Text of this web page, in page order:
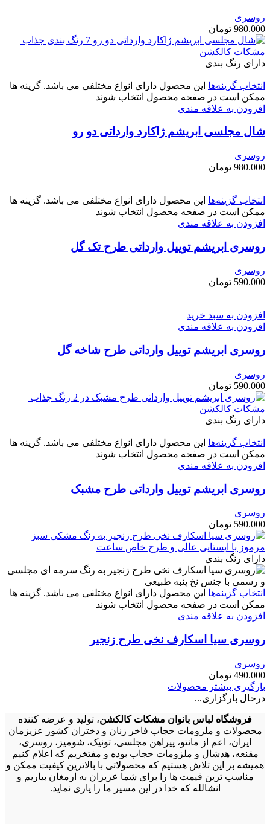
روسری
980.000 تومان
دارای رنگ بندی
انتخاب گزینه‌ها این محصول دارای انواع مختلفی می باشد. گزینه ها
ممکن است در صفحه محصول انتخاب شوند
افزودن به علاقه مندی
شال مجلسی ابریشم ژاکارد وارداتی دو رو
روسری
980.000 تومان
انتخاب گزینه‌ها این محصول دارای انواع مختلفی می باشد. گزینه ها
ممکن است در صفحه محصول انتخاب شوند
افزودن به علاقه مندی
روسری ابریشم‌ توییل وارداتی طرح تک گل
روسری
590.000 تومان
افزودن به سبد خرید
افزودن به علاقه مندی
روسری ابریشم‌ توییل وارداتی طرح شاخه گل
روسری
590.000 تومان
دارای رنگ بندی
انتخاب گزینه‌ها این محصول دارای انواع مختلفی می باشد. گزینه ها
ممکن است در صفحه محصول انتخاب شوند
افزودن به علاقه مندی
روسری ابریشم‌ توییل وارداتی طرح مشبک
روسری
590.000 تومان
دارای رنگ بندی
انتخاب گزینه‌ها این محصول دارای انواع مختلفی می باشد. گزینه ها
ممکن است در صفحه محصول انتخاب شوند
افزودن به علاقه مندی
روسری سیا اسکارف نخی طرح زنجیر
روسری
490.000 تومان
بارگیری بیشتر محصولات
درحال بارگزاری...
فروشگاه لباس بانوان مشکات کالکشن، تولید و عرضه کننده
محصولات و ملزومات حجاب فاخر زنان و دختران کشور عزیزمان
ایران، اعم از مانتو، پیراهن مجلسی، تونیک، شومیز، روسری،
مقنعه، هدشال و ملزومات حجاب بوده و مفتخریم که اعلام کنیم
همیشه بر این تلاش هستیم که محصولاتی با بالاترین کیفیت ممکن و
مناسب ترین قیمت ها را برای شما عزیزان به ارمغان بیاریم و
انشالله که خدا در این مسیر ما را یاری نماید.